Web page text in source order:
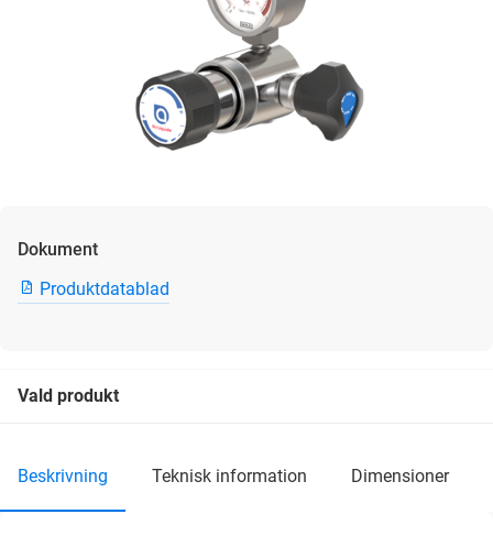
Dokument
Produktdatablad
Vald produkt
beskrivning teknisk information dimensioner